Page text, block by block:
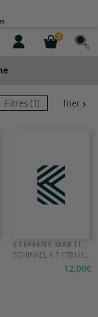
0
Filtres (1) Trier
STEFFENS MARTIN
SCHINKEL K F 1781/1841
12,00€